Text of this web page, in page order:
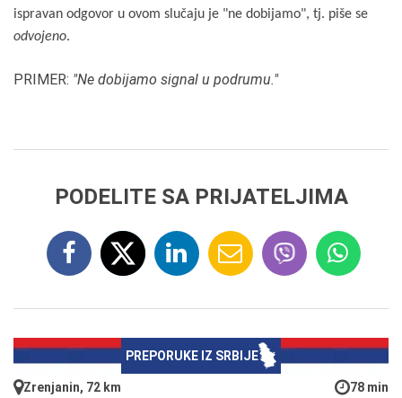
ispravan odgovor u ovom slučaju je "ne dobijamo", tj. piše se
odvojeno.
PRIMER: "Ne dobijamo signal u podrumu."
PODELITE SA PRIJATELJIMA
PREPORUKE IZ SRBIJE
Zrenjanin, 72 km 78 min